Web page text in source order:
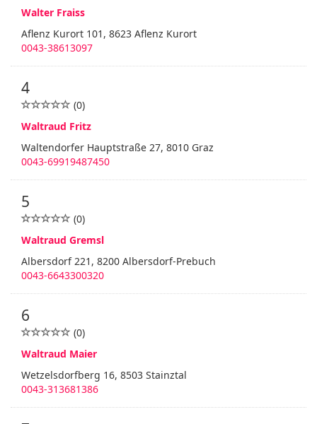
Walter Fraiss
Aflenz Kurort 101, 8623 Aflenz Kurort
0043-38613097
4
(0)
Waltraud Fritz
Waltendorfer Hauptstraße 27, 8010 Graz
0043-69919487450
5
(0)
Waltraud Gremsl
Albersdorf 221, 8200 Albersdorf-Prebuch
0043-6643300320
6
(0)
Waltraud Maier
Wetzelsdorfberg 16, 8503 Stainztal
0043-313681386